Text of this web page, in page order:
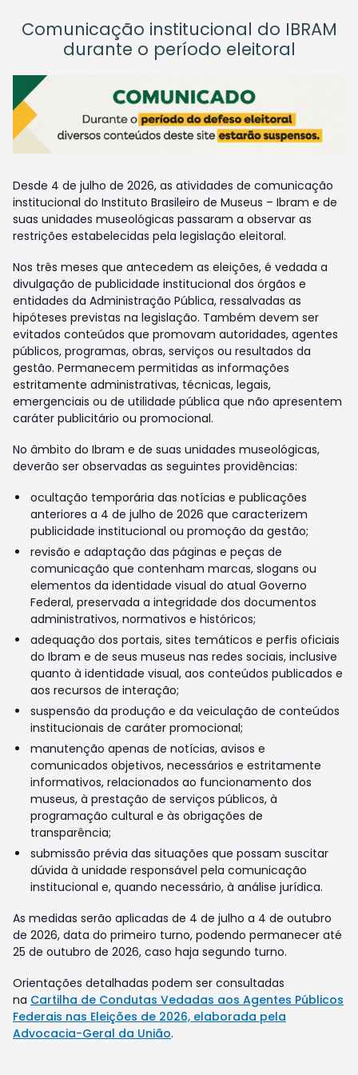
Comunicação institucional do IBRAM
durante o período eleitoral
Desde 4 de julho de 2026, as atividades de comunicação
institucional do Instituto Brasileiro de Museus – Ibram e de
suas unidades museológicas passaram a observar as
restrições estabelecidas pela legislação eleitoral.
Nos três meses que antecedem as eleições, é vedada a
divulgação de publicidade institucional dos órgãos e
entidades da Administração Pública, ressalvadas as
hipóteses previstas na legislação. Também devem ser
evitados conteúdos que promovam autoridades, agentes
públicos, programas, obras, serviços ou resultados da
gestão. Permanecem permitidas as informações
estritamente administrativas, técnicas, legais,
emergenciais ou de utilidade pública que não apresentem
caráter publicitário ou promocional.
No âmbito do Ibram e de suas unidades museológicas,
deverão ser observadas as seguintes providências:
ocultação temporária das notícias e publicações
anteriores a 4 de julho de 2026 que caracterizem
publicidade institucional ou promoção da gestão;
revisão e adaptação das páginas e peças de
comunicação que contenham marcas, slogans ou
elementos da identidade visual do atual Governo
Federal, preservada a integridade dos documentos
administrativos, normativos e históricos;
adequação dos portais, sites temáticos e perfis oficiais
do Ibram e de seus museus nas redes sociais, inclusive
quanto à identidade visual, aos conteúdos publicados e
aos recursos de interação;
suspensão da produção e da veiculação de conteúdos
institucionais de caráter promocional;
manutenção apenas de notícias, avisos e
comunicados objetivos, necessários e estritamente
informativos, relacionados ao funcionamento dos
museus, à prestação de serviços públicos, à
programação cultural e às obrigações de
transparência;
submissão prévia das situações que possam suscitar
dúvida à unidade responsável pela comunicação
institucional e, quando necessário, à análise jurídica.
As medidas serão aplicadas de 4 de julho a 4 de outubro
de 2026, data do primeiro turno, podendo permanecer até
25 de outubro de 2026, caso haja segundo turno.
Orientações detalhadas podem ser consultadas
na Cartilha de Condutas Vedadas aos Agentes Públicos
Federais nas Eleições de 2026, elaborada pela
Advocacia-Geral da União.